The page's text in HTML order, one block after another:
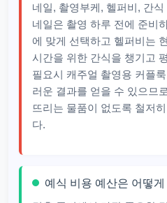
네일, 촬영부케, 헬퍼비, 간
네일은 촬영 하루 전에 준비
에 맞게 선택하고 헬퍼비는
시간을 위한 간식을 챙기고
필요시 캐주얼 촬영용 커플
러운 결과를 얻을 수 있으므
뜨리는 물품이 없도록 철저
다.
예식 비용 예산은 어떻